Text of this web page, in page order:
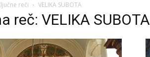
reči VELIKA SUBOTA
reč: VELIKA SUBOTA